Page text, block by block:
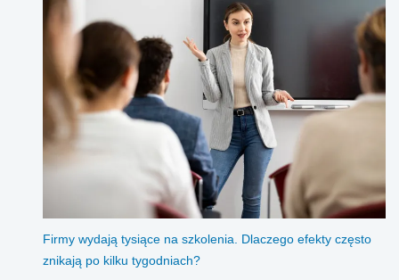
Firmy wydają tysiące na szkolenia. Dlaczego efekty często
znikają po kilku tygodniach?